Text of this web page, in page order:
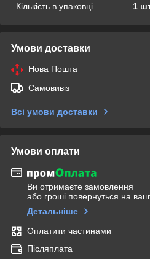
Кількість в упаковці
1
Умови доставки
Нова Пошта
Самовивіз
Всі умови доставки
Умови оплати
Ви отримаєте замовлення
або гроші повернуться на
Детальніше
Оплатити частинами
Післяплата